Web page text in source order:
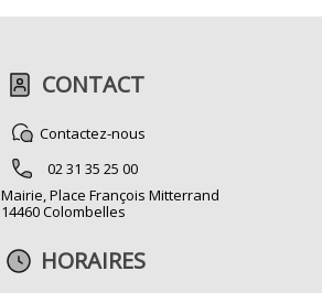
CONTACT
Contactez-nous
02 31 35 25 00
Mairie, Place François Mitterrand
14460 Colombelles
HORAIRES